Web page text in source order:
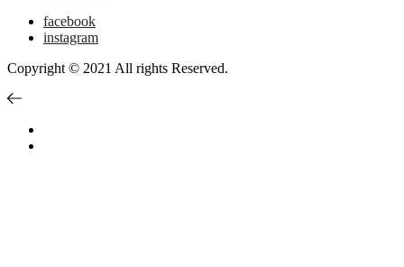
facebook
instagram
Copyright © 2021 All rights Reserved.